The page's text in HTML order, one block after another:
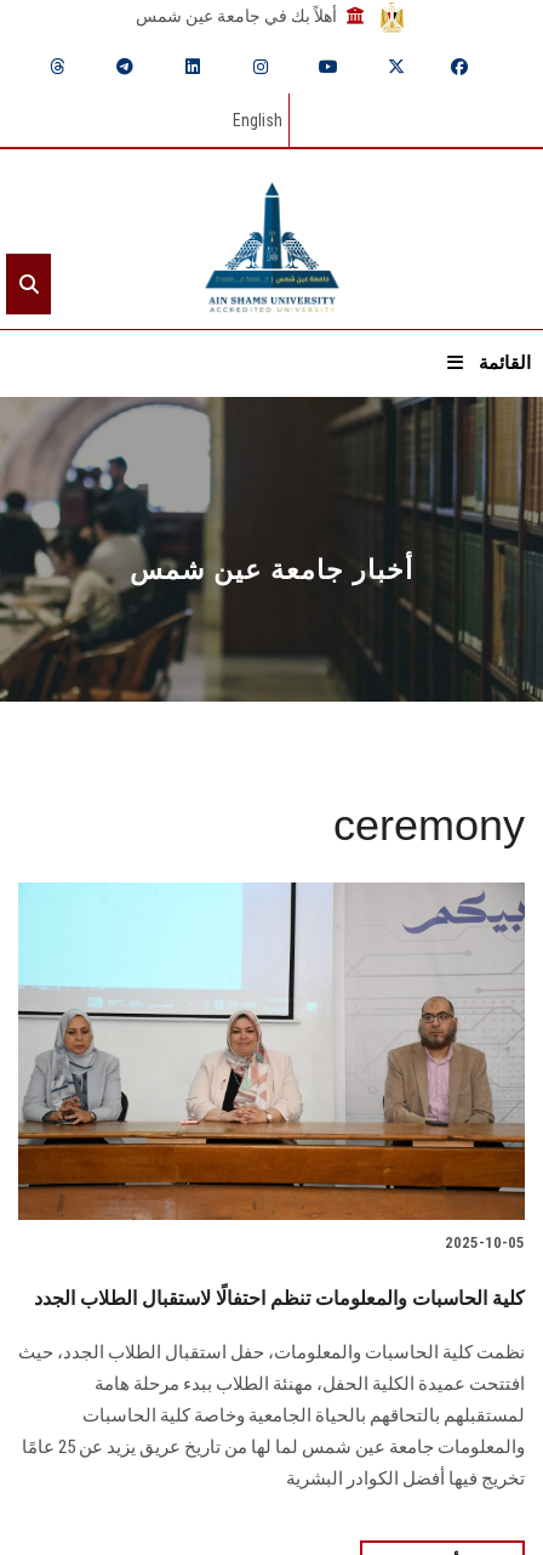
أهلاً بك في جامعة عين شمس
English
القائمة
الرئيسيـة
عن الجامعة
القطاعـات
الشئون الأكاديمية
البحث العلمي
تواصل معنا
الطلاب
هيئة التدريس
الخريجين
الموظفون
أخبار جامعة عين شمس
ceremony
2025-10-05
كلية الحاسبات والمعلومات تنظم احتفالًا لاستقبال الطلاب الجدد
نظمت كلية الحاسبات والمعلومات، حفل استقبال الطلاب الجدد، حيث
افتتحت عميدة الكلية الحفل، مهنئة الطلاب ببدء مرحلة هامة
لمستقبلهم بالتحاقهم بالحياة الجامعية وخاصة كلية الحاسبات
والمعلومات جامعة عين شمس لما لها من تاريخ عريق يزيد عن 25 عامًا
تخريج فيها أفضل الكوادر البشرية